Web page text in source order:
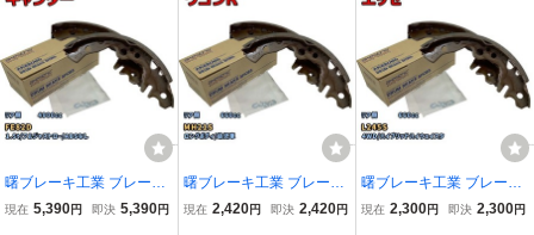
曙ブレーキ工業 ブレーキ
シュー リア側 三菱 キャ
現在 5,390円 即決 5,390円
曙ブレーキ工業 ブレーキ
シュー リア側 スズキ ワ
現在 2,420円 即決 2,420円
曙ブレーキ工業 ブレーキ
シュー リア側 ダイハツ
現在 2,300円 即決 2,300円